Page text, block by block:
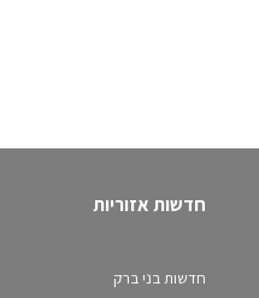
חדשות אזוריות
חדשות בני ברק